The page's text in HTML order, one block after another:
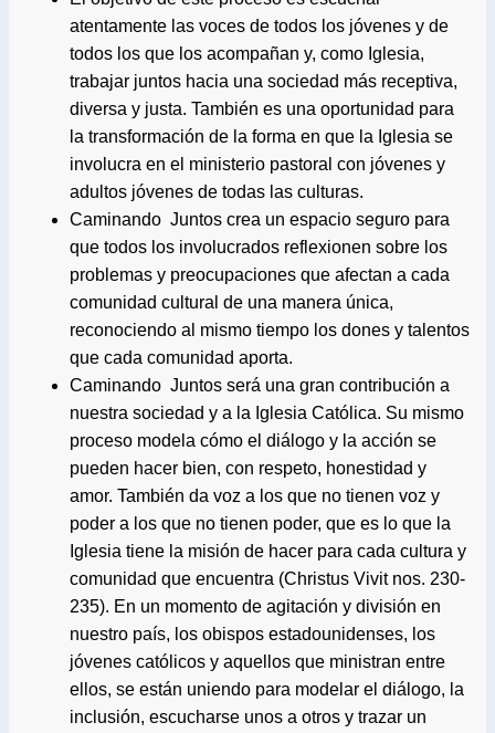
atentamente las voces de todos los jóvenes y de
todos los que los acompañan y, como Iglesia,
trabajar juntos hacia una sociedad más receptiva,
diversa y justa. También es una oportunidad para
la transformación de la forma en que la Iglesia se
involucra en el ministerio pastoral con jóvenes y
adultos jóvenes de todas las culturas.
Caminando Juntos crea un espacio seguro para
que todos los involucrados reflexionen sobre los
problemas y preocupaciones que afectan a cada
comunidad cultural de una manera única,
reconociendo al mismo tiempo los dones y talentos
que cada comunidad aporta.
Caminando Juntos será una gran contribución a
nuestra sociedad y a la Iglesia Católica. Su mismo
proceso modela cómo el diálogo y la acción se
pueden hacer bien, con respeto, honestidad y
amor. También da voz a los que no tienen voz y
poder a los que no tienen poder, que es lo que la
Iglesia tiene la misión de hacer para cada cultura y
comunidad que encuentra (Christus Vivit nos. 230-
235). En un momento de agitación y división en
nuestro país, los obispos estadounidenses, los
jóvenes católicos y aquellos que ministran entre
ellos, se están uniendo para modelar el diálogo, la
inclusión, escucharse unos a otros y trazar un